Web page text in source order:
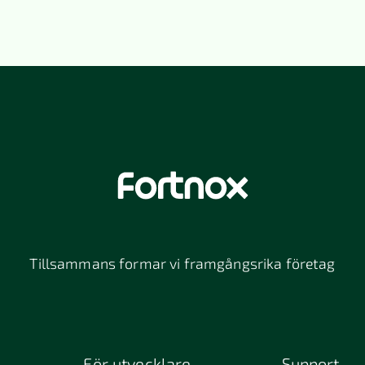
Tillsammans formar vi framgångsrika företag